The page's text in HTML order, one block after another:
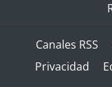
Canales RSS
Privacidad